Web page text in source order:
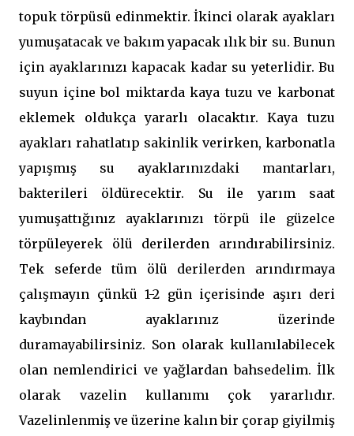
topuk törpüsü edinmektir. İkinci olarak ayakları
yumuşatacak ve bakım yapacak ılık bir su. Bunun
için ayaklarınızı kapacak kadar su yeterlidir. Bu
suyun içine bol miktarda kaya tuzu ve karbonat
eklemek oldukça yararlı olacaktır. Kaya tuzu
ayakları rahatlatıp sakinlik verirken, karbonatla
yapışmış su ayaklarınızdaki mantarları,
bakterileri öldürecektir. Su ile yarım saat
yumuşattığınız ayaklarınızı törpü ile güzelce
törpüleyerek ölü derilerden arındırabilirsiniz.
Tek seferde tüm ölü derilerden arındırmaya
çalışmayın çünkü 1-2 gün içerisinde aşırı deri
kaybından ayaklarınız üzerinde
duramayabilirsiniz. Son olarak kullanılabilecek
olan nemlendirici ve yağlardan bahsedelim. İlk
olarak vazelin kullanımı çok yararlıdır.
Vazelinlenmiş ve üzerine kalın bir çorap giyilmiş